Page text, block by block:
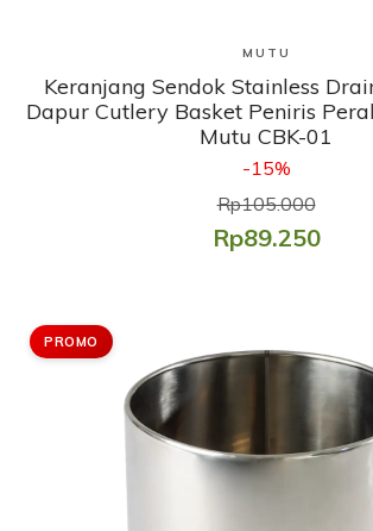
Lihat Produk
MUTU
Keranjang Sendok Stainless
Dapur Cutlery Basket Peniris
Mutu CBK-01
-15%
Rp105.000
Rp89.250
PROMO